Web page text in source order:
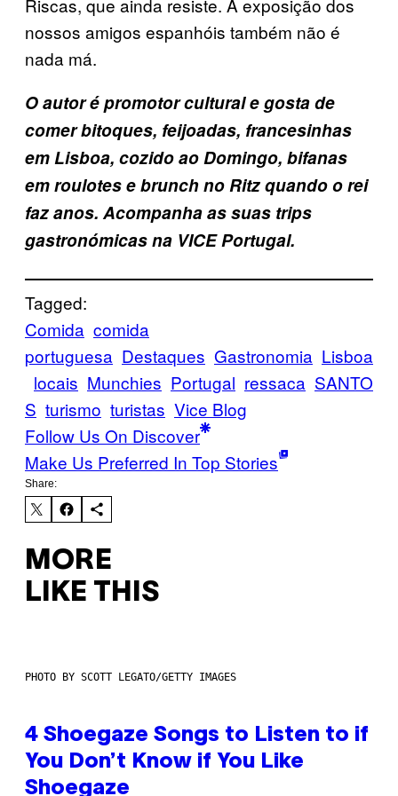
nossos amigos espanhóis também não é
nada má.
O autor é promotor cultural e gosta de
comer bitoques, feijoadas, francesinhas
em Lisboa, cozido ao Domingo, bifanas
em roulotes e brunch no Ritz quando o rei
faz anos. Acompanha as suas trips
gastronómicas na VICE Portugal.
Tagged:
Comida comida
portuguesa Destaques Gastronomia Lisboa
locais Munchies Portugal ressaca SANTO
S turismo turistas Vice Blog
Follow Us On Discover
Make Us Preferred In Top Stories
Share:
MORE
LIKE THIS
PHOTO BY SCOTT LEGATO/GETTY IMAGES
4 Shoegaze Songs to Listen to if
You Don’t Know if You Like
Shoegaze